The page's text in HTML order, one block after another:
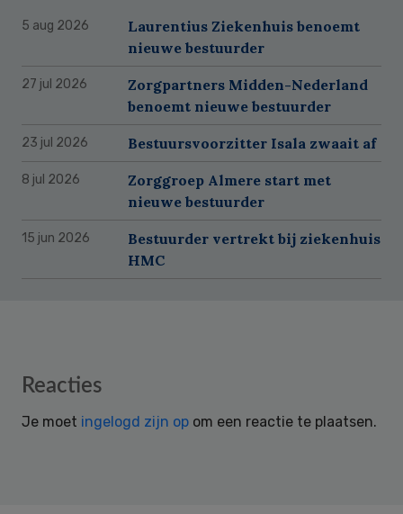
5 aug 2026
Laurentius Ziekenhuis benoemt
nieuwe bestuurder
27 jul 2026
Zorgpartners Midden-Nederland
benoemt nieuwe bestuurder
23 jul 2026 Bestuursvoorzitter Isala zwaait af
8 jul 2026
Zorggroep Almere start met
nieuwe bestuurder
15 jun 2026
Bestuurder vertrekt bij ziekenhuis
HMC
Reader
Reacties
Je moet ingelogd zijn op om een reactie te plaatsen.